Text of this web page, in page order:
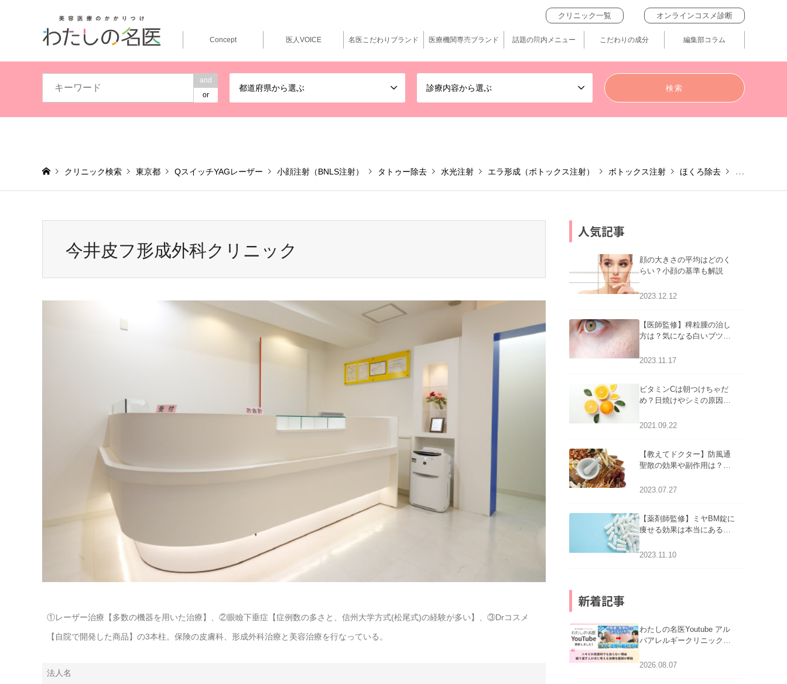
and
or
都道府県から選ぶ 診療内容から選ぶ
クリニック一覧 オンラインコスメ診断
Concept 医人VOICE 名医こだわりブランド 医療機関専売ブランド 話題の院内メニュー こだわりの成分 編集部コラム
クリニック検索 東京都 QスイッチYAGレーザー 小顔注射（BNLS注射） タトゥー除去 水光注射 エラ形成（ボトックス注射） ボトックス注射 ほくろ除去 ケミカルピー
今井皮フ形成外科クリニック
①レーザー治療【多数の機器を用いた治療】、②眼瞼下垂症【症例数の多さと、信州大学方式(松尾式)の経験が多い】、③Drコスメ
【自院で開発した商品】の3本柱。保険の皮膚科、形成外科治療と美容治療を行なっている。
法人名
人気記事
顔の大きさの平均はどのく
らい？小顔の基準も解説
2023.12.12
【医師監修】稗粒腫の治し
方は？気になる白いブツブ
アについて
2023.11.17
ビタミンCは朝つけちゃだ
め？日焼けやシミの原因に
2021.09.22
【教えてドクター】防風通
聖散の効果や副作用は？長
2023.07.27
【薬剤師監修】ミヤBM錠に
痩せる効果は本当にある
2023.11.10
新着記事
わたしの名医Youtube アル
バアレルギークリニック札
らない理由｜繰り返す人が
2026.08.07